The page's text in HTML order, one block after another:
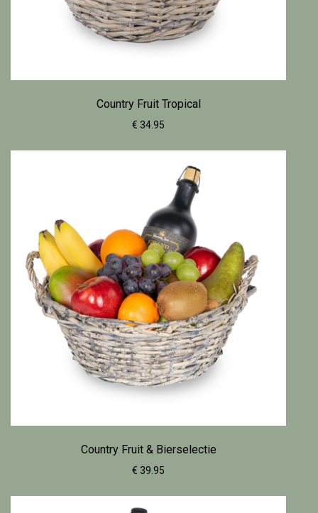
Country Fruit Tropical
€ 34.95
Country Fruit & Bierselectie
€ 39.95